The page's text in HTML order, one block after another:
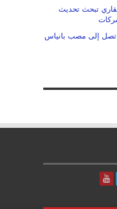
تبحث تحديث
بنزين تصل إلى مصب بانياس